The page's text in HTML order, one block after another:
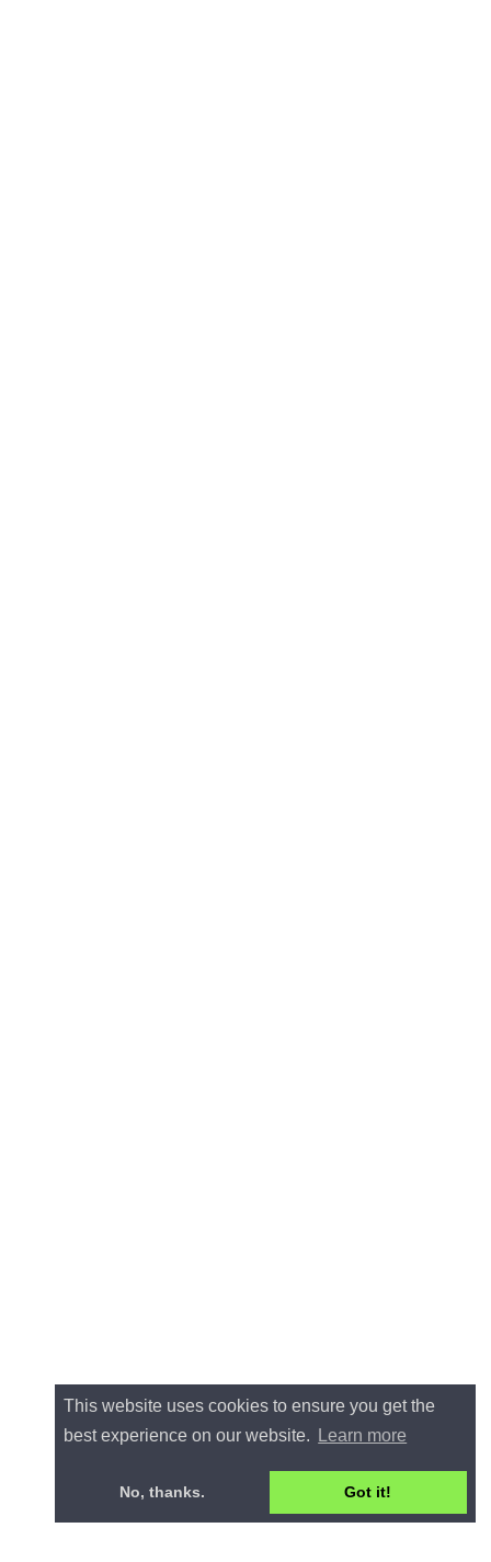
This website uses cookies to ensure you get the
best experience on our website.
Learn more
No, thanks. Got it!